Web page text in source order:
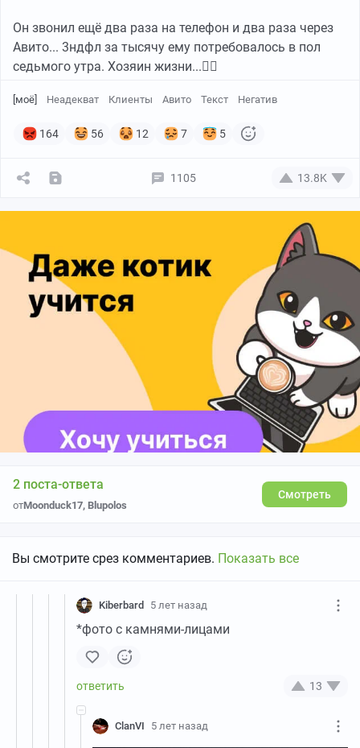
Он звонил ещё два раза на телефон и два раза через
Авито... 3ндфл за тысячу ему потребовалось в пол
седьмого утра. Хозяин жизни...🤦‍♀️
[моё] Неадекват Клиенты Авито Текст Негатив
164 56 12 7 5
1105 13.8K
2 поста-ответа
отMoonduck17, Blupolos
Смотреть
Вы смотрите срез комментариев. Показать все
Kiberbard 5 лет назад
*фото с камнями-лицами
13
ClanVI 5 лет назад